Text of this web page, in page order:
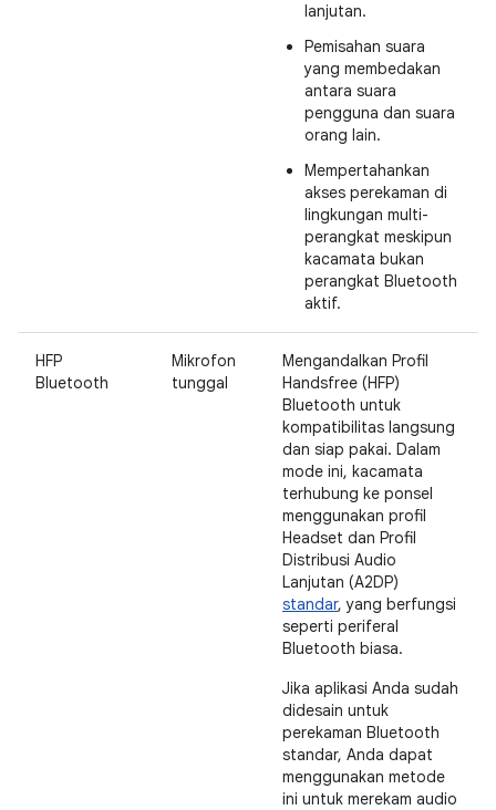
lanjutan.
Pemisahan suara
yang membedakan
antara suara
pengguna dan suara
orang lain.
Mempertahankan
akses perekaman di
lingkungan multi-
perangkat meskipun
kacamata bukan
perangkat Bluetooth
aktif.
HFP
Bluetooth
Mikrofon
tunggal
Mengandalkan Profil
Handsfree (HFP)
Bluetooth untuk
kompatibilitas langsung
dan siap pakai. Dalam
mode ini, kacamata
terhubung ke ponsel
menggunakan profil
Headset dan Profil
Distribusi Audio
Lanjutan (A2DP)
standar, yang berfungsi
seperti periferal
Bluetooth biasa.
Jika aplikasi Anda sudah
didesain untuk
perekaman Bluetooth
standar, Anda dapat
menggunakan metode
ini untuk merekam audio